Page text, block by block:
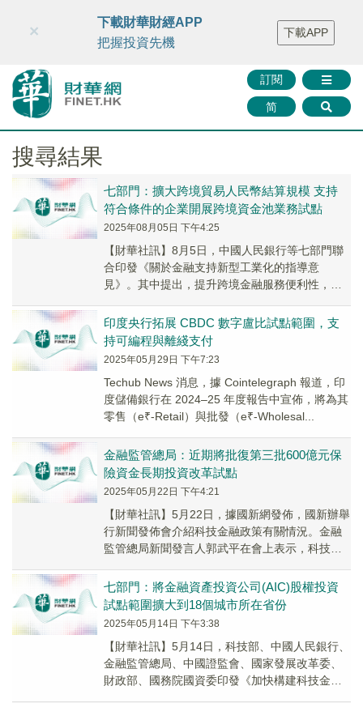
財華智庫網 FINTV FINMETA 財華證券 媒體矩陣
智庫沙龍
聯絡我們
訂閱
简
×
下載財華財經APP
把握投資先機
下載APP
搜尋結果
七部門：擴大跨境貿易人民幣結算規模 支持
符合條件的企業開展跨境資金池業務試點
2025年08月05日 下午4:25
【財華社訊】8月5日，中國人民銀行等七部門聯
合印發《關於金融支持新型工業化的指導意
見》。其中提出，提升跨境金融服務便利性，拓
融產品和服務...
印度央行拓展 CBDC 數字盧比試點範圍，支
持可編程與離綫支付
2025年05月29日 下午7:23
Techub News 消息，據 Cointelegraph 報道，印
度儲備銀行在 2024–25 年度報告中宣佈，將為其
零售（e₹-Retail）與批發（e₹-Wholesal...
金融監管總局：近期將批復第三批600億元保
險資金長期投資改革試點
2025年05月22日 下午4:21
【財華社訊】5月22日，據國新網發佈，國新辦舉
行新聞發佈會介紹科技金融政策有關情況。金融
監管總局新聞發言人郭武平在會上表示，科技金
期資...
七部門：將金融資產投資公司(AIC)股權投資
試點範圍擴大到18個城市所在省份
2025年05月14日 下午3:38
【財華社訊】5月14日，科技部、中國人民銀行、
金融監管總局、中國證監會、國家發展改革委、
財政部、國務院國資委印發《加快構建科技金融